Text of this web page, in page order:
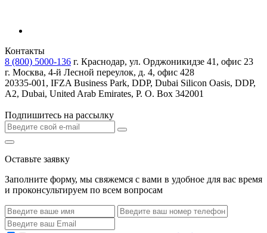
Контакты
8 (800) 5000-136 г. Краснодар, ул. Орджоникидзе 41, офис 23
г. Москва, 4-й Лесной переулок, д. 4, офис 428
20335-001, IFZA Business Park, DDP, Dubai Silicon Oasis, DDP,
A2, Dubai, United Arab Emirates, P. O. Box 342001
Подпишитесь на рассылку
Оставьте заявку
Заполните форму, мы свяжемся с вами в удобное для вас время
и проконсультируем по всем вопросам